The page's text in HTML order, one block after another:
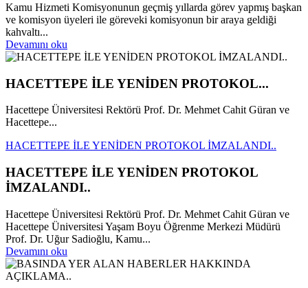
Kamu Hizmeti Komisyonunun geçmiş yıllarda görev yapmış başkan
ve komisyon üyeleri ile göreveki komisyonun bir araya geldiği
kahvaltı...
Devamını oku
HACETTEPE İLE YENİDEN PROTOKOL...
Hacettepe Üniversitesi Rektörü Prof. Dr. Mehmet Cahit Güran ve
Hacettepe...
HACETTEPE İLE YENİDEN PROTOKOL İMZALANDI..
HACETTEPE İLE YENİDEN PROTOKOL
İMZALANDI..
Hacettepe Üniversitesi Rektörü Prof. Dr. Mehmet Cahit Güran ve
Hacettepe Üniversitesi Yaşam Boyu Öğrenme Merkezi Müdürü
Prof. Dr. Uğur Sadioğlu, Kamu...
Devamını oku